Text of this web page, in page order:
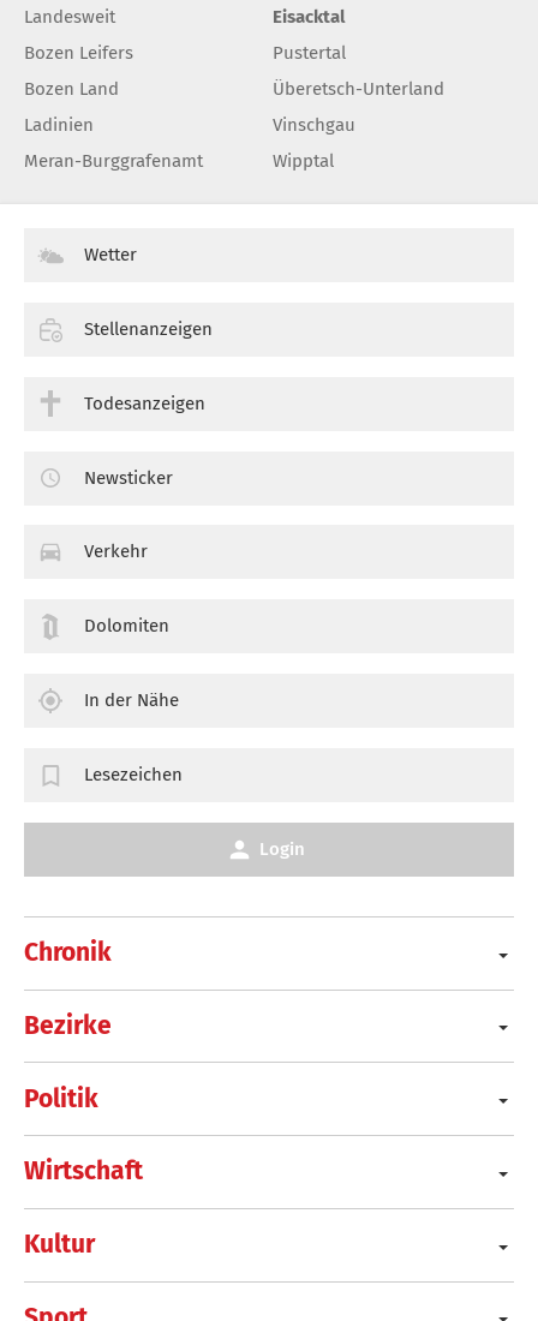
Landesweit
Bozen Leifers
Bozen Land
Ladinien
Meran-Burggrafenamt
Eisacktal
Pustertal
Überetsch-Unterland
Vinschgau
Wipptal
Chronik
Bezirke
Politik
Wirtschaft
Kultur
Wetter
Stellenanzeigen
Todesanzeigen
Newsticker
Verkehr
Dolomiten
In der Nähe
Lesezeichen
Login